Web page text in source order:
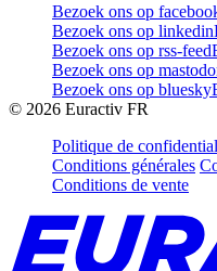
Bezoek ons op
Bezoek ons op linkedin
Bezoek ons op rss-feed
Bezoek ons op
Bezoek ons op bluesky
© 2026 Euractiv FR
Politique de
Conditions générales
Conditions de vente